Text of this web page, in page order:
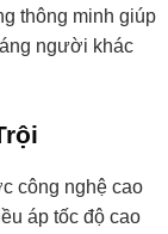
thông minh giúp
người khác
công nghệ cao
áp tốc độ cao